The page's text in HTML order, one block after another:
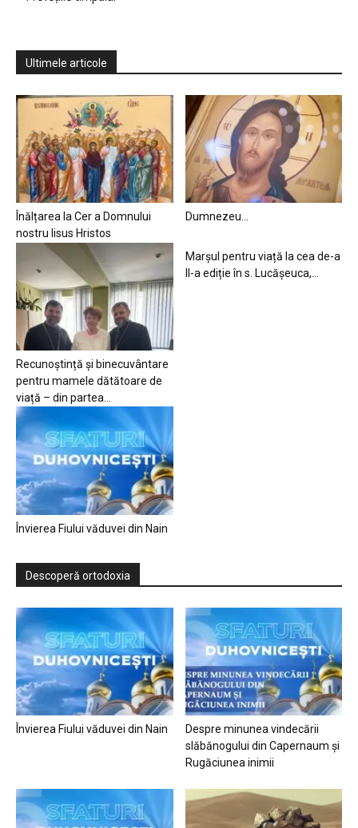
Ultimele articole
Înălțarea la Cer a Domnului
nostru Iisus Hristos
Dumnezeu…
Recunoștință și binecuvântare
pentru mamele dătătoare de
viață – din partea...
Marșul pentru viață la cea de-a
II-a ediție în s. Lucășeuca,...
Învierea Fiului văduvei din Nain
Descoperă ortodoxia
Învierea Fiului văduvei din Nain
Despre minunea vindecării
slăbănogului din Capernaum și
Rugăciunea inimii